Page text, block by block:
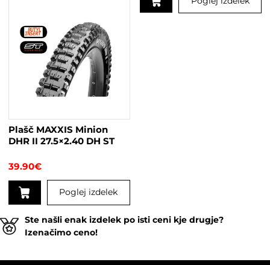
Plašč MAXXIS Minion
DHR II 27.5×2.40 DH ST
39.90€
Poglej izdelek
Ste našli enak izdelek po isti ceni kje drugje?
Izenačimo ceno!